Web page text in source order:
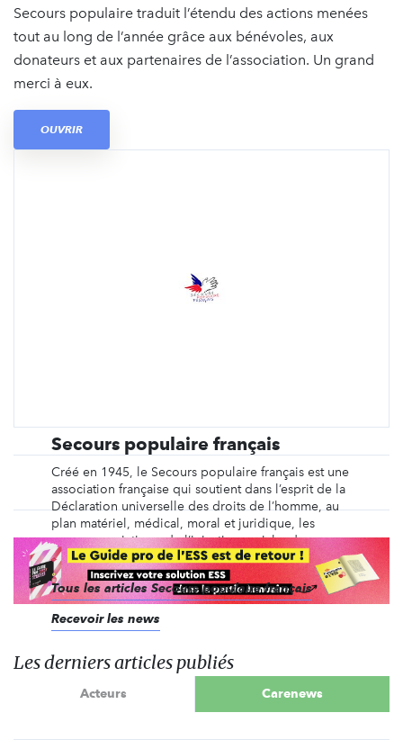
Secours populaire traduit l’étendu des actions menées
tout au long de l’année grâce aux bénévoles, aux
donateurs et aux partenaires de l’association. Un grand
merci à eux.
OUVRIR
Secours populaire français
Créé en 1945, le Secours populaire français est une
association française qui soutient dans l’esprit de la
Déclaration universelle des droits de l’homme, au
plan matériel, médical, moral et juridique, les
personnes victimes de l’injustice sociale, des
calamités naturelles, de la misère, de la faim, ...
Tous les articles Secours populaire français
Recevoir les news
Les derniers articles publiés
Acteurs Carenews